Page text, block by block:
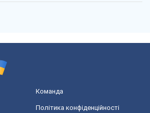
Команда
Політика конфіденційності